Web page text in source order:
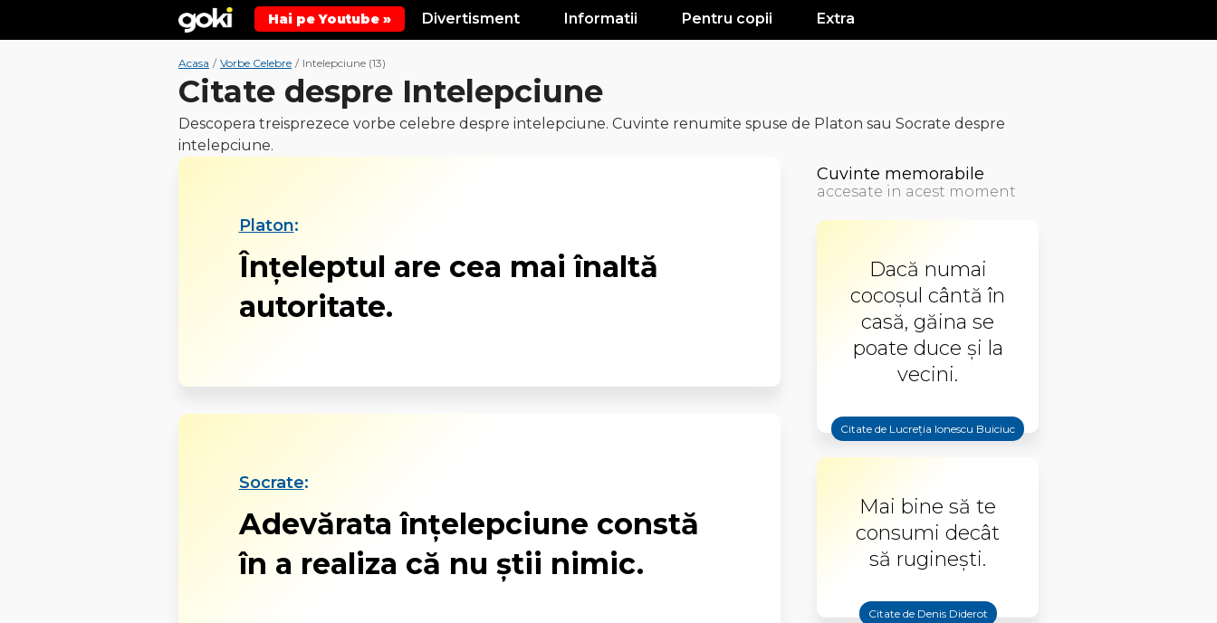
Hai pe Youtube » Divertisment Informatii Pentru copii Extra
Acasa / Vorbe Celebre / Intelepciune (13)
Citate despre Intelepciune
Descopera treisprezece vorbe celebre despre intelepciune. Cuvinte renumite spuse de Platon sau Socrate despre
intelepciune.
Platon:
Înţeleptul are cea mai înaltă
autoritate.
Socrate:
Adevărata înţelepciune constă
în a realiza că nu ştii nimic.
Cuvinte memorabile
accesate in acest moment
Dacă numai
cocoşul cântă în
casă, găina se
poate duce şi la
vecini.
Citate de Lucreţia Ionescu Buiciuc
Mai bine să te
consumi decât
să ruginești.
Citate de Denis Diderot